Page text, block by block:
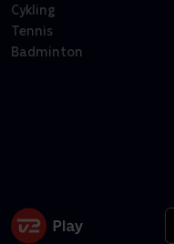
Cykling
Tennis
Badminton